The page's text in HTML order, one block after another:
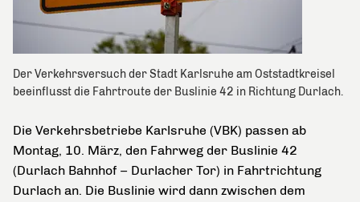
Der Verkehrsversuch der Stadt Karlsruhe am Oststadtkreisel
beeinflusst die Fahrtroute der Buslinie 42 in Richtung Durlach.
Die Verkehrsbetriebe Karlsruhe (VBK) passen ab
Montag, 10. März, den Fahrweg der Buslinie 42
(Durlach Bahnhof – Durlacher Tor) in Fahrtrichtung
Durlach an. Die Buslinie wird dann zwischen dem